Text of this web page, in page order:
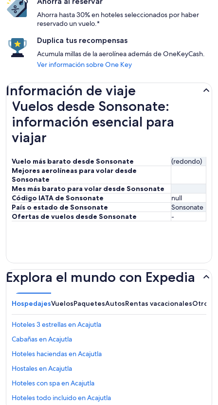
Ahorra hasta 30% en hoteles seleccionados por haber
reservado un vuelo.*
Duplica tus recompensas
Acumula millas de la aerolínea además de OneKeyCash.
Ver información sobre One Key
Información de viaje
Vuelos desde Sonsonate:
información esencial para
viajar
Vuelo más barato desde Sonsonate
(redondo)
Mejores aerolíneas para volar desde
Sonsonate
Mes más barato para volar desde Sonsonate
Código IATA de Sonsonate
null
País o estado de Sonsonate
Sonsonate
Ofertas de vuelos desde Sonsonate
-
Explora el mundo con Expedia
HospedajesVuelosPaquetesAutosRentas vacacionalesOtros
Hoteles 3 estrellas en Acajutla
Cabañas en Acajutla
Hoteles haciendas en Acajutla
Hostales en Acajutla
Hoteles con spa en Acajutla
Hoteles todo incluido en Acajutla